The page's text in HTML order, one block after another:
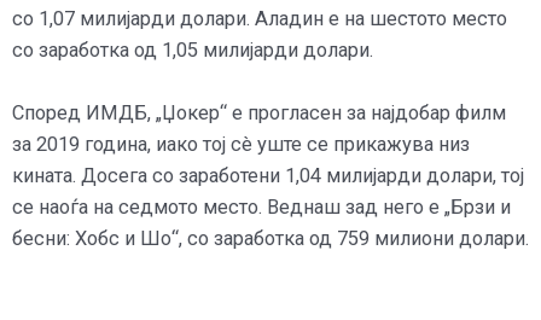
со 1,07 милијарди долари. Аладин е на шестото место
со заработка од 1,05 милијарди долари.
Според ИМДБ, „Џокер“ е прогласен за најдобар филм
за 2019 година, иако тој сè уште се прикажува низ
кината. Досега со заработени 1,04 милијарди долари, тој
се наоѓа на седмото место. Веднаш зад него е „Брзи и
бесни: Хобс и Шо“, со заработка од 759 милиони долари.